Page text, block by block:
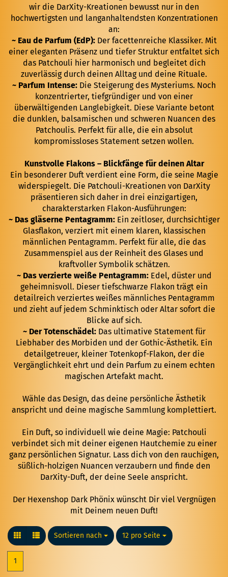
wir die DarXity-Kreationen bewusst nur in den
hochwertigsten und langanhaltendsten Konzentrationen
an:
~ Eau de Parfum (EdP):Der facettenreiche Klassiker. Mit
einer eleganten Präsenz und tiefer Struktur entfaltet sich
das Patchouli hier harmonisch und begleitet dich
zuverlässig durch deinen Alltag und deine Rituale.
~ Parfum Intense: Die Steigerung des Mysteriums. Noch
konzentrierter, tiefgründiger und von einer
überwältigenden Langlebigkeit. Diese Variante betont
die dunklen, balsamischen und schweren Nuancen des
Patchoulis. Perfekt für alle, die ein absolut
kompromissloses Statement setzen wollen.
Kunstvolle Flakons – Blickfänge für deinen Altar
Ein besonderer Duft verdient eine Form, die seine Magie
widerspiegelt. Die Patchouli-Kreationen von DarXity
präsentieren sich daher in drei einzigartigen,
charakterstarken Flakon-Ausführungen:
~ Das gläserne Pentagramm:Ein zeitloser, durchsichtiger
Glasflakon, verziert mit einem klaren, klassischen
männlichen Pentagramm. Perfekt für alle, die das
Zusammenspiel aus der Reinheit des Glases und
kraftvoller Symbolik schätzen.
~ Das verzierte weiße Pentagramm:Edel, düster und
geheimnisvoll. Dieser tiefschwarze Flakon trägt ein
detailreich verziertes weißes männliches Pentagramm
und zieht auf jedem Schminktisch oder Altar sofort die
Blicke auf sich.
~ Der Totenschädel:Das ultimative Statement für
Liebhaber des Morbiden und der Gothic-Ästhetik. Ein
detailgetreuer, kleiner Totenkopf-Flakon, der die
Vergänglichkeit ehrt und dein Parfum zu einem echten
magischen Artefakt macht.
Wähle das Design, das deine persönliche Ästhetik
anspricht und deine magische Sammlung komplettiert.
Ein Duft, so individuell wie deine Magie: Patchouli
verbindet sich mit deiner eigenen Hautchemie zu einer
ganz persönlichen Signatur. Lass dich von den rauchigen,
süßlich-holzigen Nuancen verzaubern und finde den
DarXity-Duft, der deine Seele anspricht.
Der Hexenshop Dark Phönix wünscht Dir viel Vergnügen
mit Deinem neuen Duft!
Sortieren nach
Sortieren nach 12 pro Seite
pro Seite
1